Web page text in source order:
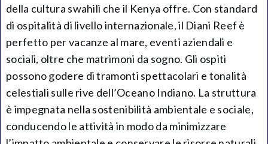
della cultura swahili che il Kenya offre. Con standard
di ospitalità di livello internazionale, il Diani Reef è
perfetto per vacanze al mare, eventi aziendali e
sociali, oltre che matrimoni da sogno. Gli ospiti
possono godere di tramonti spettacolari e tonalità
celestiali sulle rive dell’Oceano Indiano. La struttura
è impegnata nella sostenibilità ambientale e sociale,
conducendo le attività in modo da minimizzare